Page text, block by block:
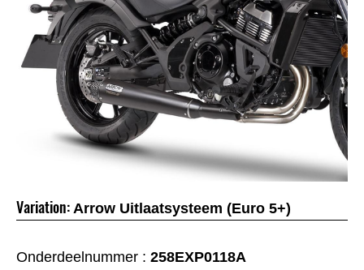
Variation: Arrow Uitlaatsysteem (Euro 5+)
Onderdeelnummer : 258EXP0118A